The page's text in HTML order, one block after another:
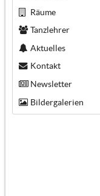
Räume
Tanzlehrer
Aktuelles
Kontakt
Newsletter
Bildergalerien